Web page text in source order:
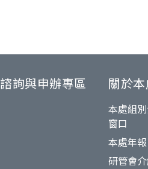
諮詢與申辦專區 關於
本處組
窗口
本處年報
研管會